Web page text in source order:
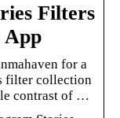
Filters
App
for a
filter collection
contrast of …